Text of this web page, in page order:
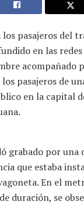
los pasajeros del
en las redes
acompañado
pasajeros de
en la capital
grabado por una
que estaba
En el
duración, se